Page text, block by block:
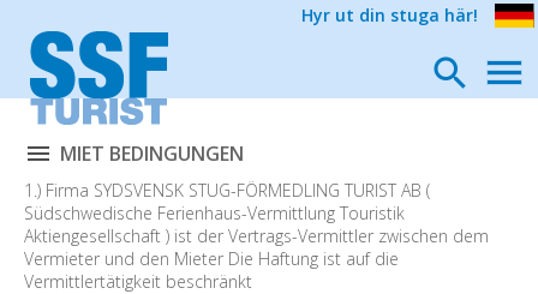
Hyr ut din stuga här!
MIET BEDINGUNGEN
1.) Firma SYDSVENSK STUG-FÖRMEDLING TURIST AB (
Südschwedische Ferienhaus-Vermittlung Touristik
Aktiengesellschaft ) ist der Vertrags-Vermittler zwischen dem
Vermieter und den Mieter Die Haftung ist auf die
Vermittlertätigkeit beschränkt